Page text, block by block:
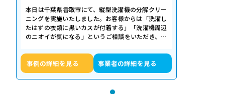
本日は千葉県香取市にて、縦型洗濯機の分解クリー
ニングを実施いたしました。お客様からは「洗濯し
たはずの衣類に黒いカスが付着する」「洗濯機周辺
のニオイが気になる」というご相談をいただき、内
事例の詳細を見る 事業者の詳細を見る